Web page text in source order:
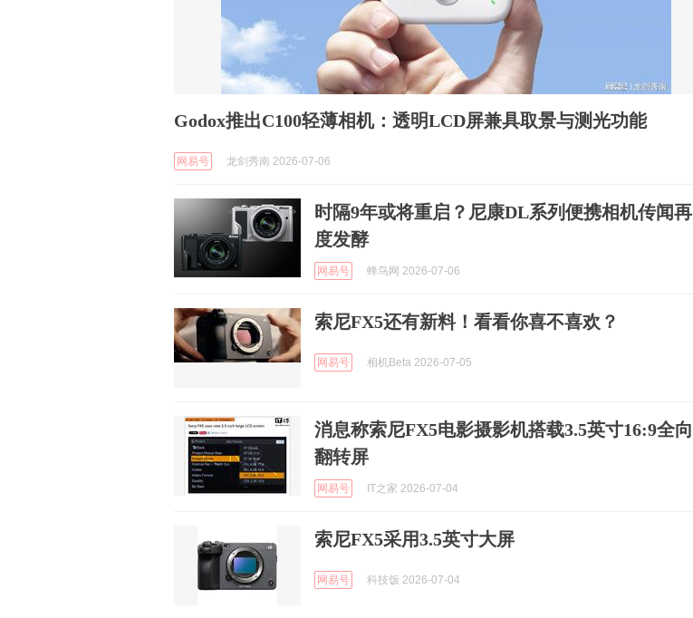
Godox推出C100轻薄相机：透明LCD屏兼具取景与测光功能
网易号 龙剑秀南 2026-07-06
时隔9年或将重启？尼康DL系列便携相机传闻再
度发酵
网易号 蜂鸟网 2026-07-06
索尼FX5还有新料！看看你喜不喜欢？
网易号 相机Beta 2026-07-05
消息称索尼FX5电影摄影机搭载3.5英寸16:9全向
翻转屏
网易号 IT之家 2026-07-04
索尼FX5采用3.5英寸大屏
网易号 科技饭 2026-07-04